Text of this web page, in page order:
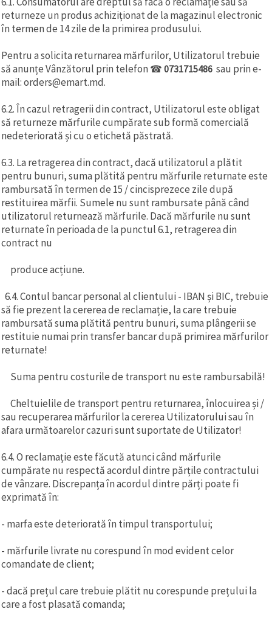
returneze un produs achiziționat de la magazinul electronic
în termen de 14 zile de la primirea produsului.
Pentru a solicita returnarea mărfurilor, Utilizatorul trebuie
să anunțe Vânzătorul prin telefon ☎ 0731715486 sau prin e-
mail: orders@emart.md.
6.2. În cazul retragerii din contract, Utilizatorul este obligat
să returneze mărfurile cumpărate sub formă comercială
nedeteriorată și cu o etichetă păstrată.
6.3. La retragerea din contract, dacă utilizatorul a plătit
pentru bunuri, suma plătită pentru mărfurile returnate este
rambursată în termen de 15 / cincisprezece zile după
restituirea mărfii. Sumele nu sunt rambursate până când
utilizatorul returnează mărfurile. Dacă mărfurile nu sunt
returnate în perioada de la punctul 6.1, retragerea din
contract nu
produce acțiune.
6.4. Contul bancar personal al clientului - IBAN și BIC, trebuie
să fie prezent la cererea de reclamație, la care trebuie
rambursată suma plătită pentru bunuri, suma plângerii se
restituie numai prin transfer bancar după primirea mărfurilor
returnate!
Suma pentru costurile de transport nu este rambursabilă!
Cheltuielile de transport pentru returnarea, înlocuirea și /
sau recuperarea mărfurilor la cererea Utilizatorului sau în
afara următoarelor cazuri sunt suportate de Utilizator!
6.4. O reclamație este făcută atunci când mărfurile
cumpărate nu respectă acordul dintre părțile contractului
de vânzare. Discrepanța în acordul dintre părți poate fi
exprimată în:
- marfa este deteriorată în timpul transportului;
- mărfurile livrate nu corespund în mod evident celor
comandate de client;
- dacă prețul care trebuie plătit nu corespunde prețului la
care a fost plasată comanda;